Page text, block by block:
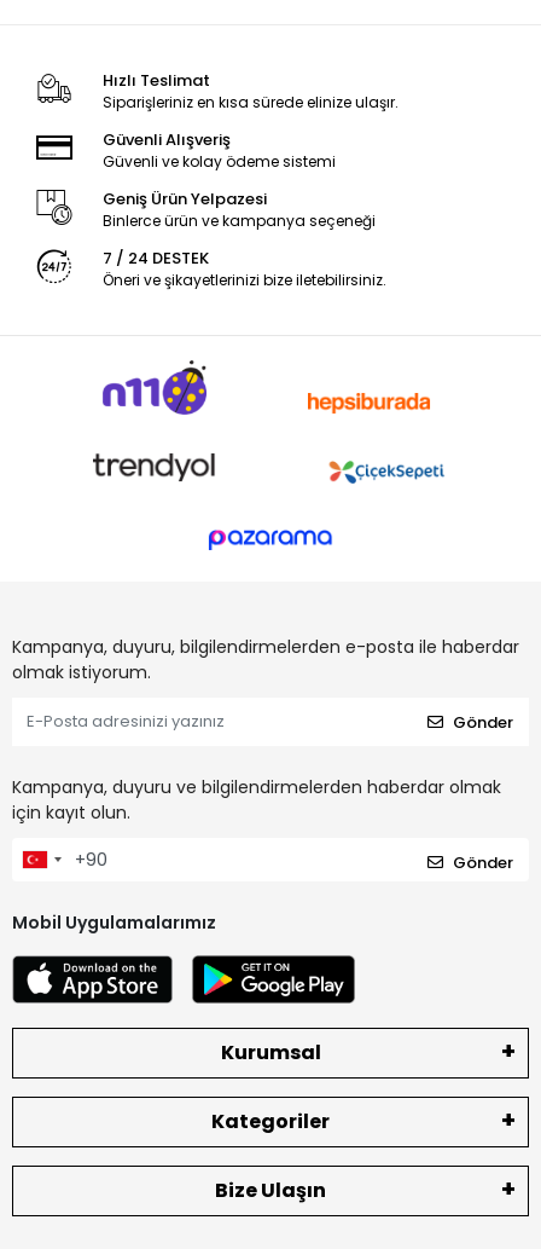
Hızlı Teslimat
Siparişleriniz en kısa sürede elinize ulaşır.
Güvenli Alışveriş
Güvenli ve kolay ödeme sistemi
Geniş Ürün Yelpazesi
Binlerce ürün ve kampanya seçeneği
7 / 24 DESTEK
Öneri ve şikayetlerinizi bize iletebilirsiniz.
Kampanya, duyuru, bilgilendirmelerden e-posta ile haberdar
olmak istiyorum.
Gönder
Kampanya, duyuru ve bilgilendirmelerden haberdar olmak
için kayıt olun.
Gönder
Mobil Uygulamalarımız
Kurumsal
Kategoriler
Bize Ulaşın